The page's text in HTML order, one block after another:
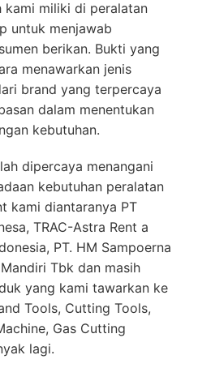
kami miliki di peralatan
untuk menjawab
berikan. Bukti yang
menawarkan jenis
brand yang terpercaya
dalam menentukan
kebutuhan.
dipercaya menangani
kebutuhan peralatan
kami diantaranya PT
TRAC-Astra Rent a
PT. HM Sampoerna
Tbk dan masih
yang kami tawarkan ke
Tools, Cutting Tools,
Gas Cutting
lagi.